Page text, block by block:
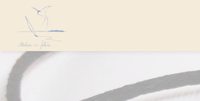
content